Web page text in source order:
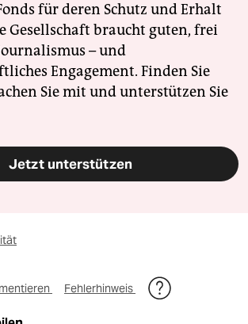
für deren Schutz und Erhalt
Gesellschaft braucht guten, frei
– und
Engagement. Finden Sie
Sie mit und unterstützen Sie
Jetzt unterstützen
Fehlerhinweis